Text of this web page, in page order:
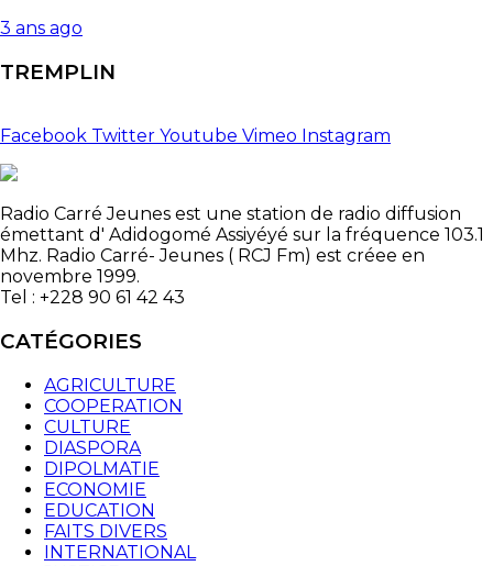
3 ans ago
TREMPLIN
Facebook Twitter Youtube Vimeo Instagram
Radio Carré Jeunes est une station de radio diffusion
émettant d' Adidogomé Assiyéyé sur la fréquence 103.1
Mhz. Radio Carré- Jeunes ( RCJ Fm) est créee en
novembre 1999.
Tel : +228 90 61 42 43
CATÉGORIES
AGRICULTURE
COOPERATION
CULTURE
DIASPORA
DIPOLMATIE
ECONOMIE
EDUCATION
FAITS DIVERS
INTERNATIONAL